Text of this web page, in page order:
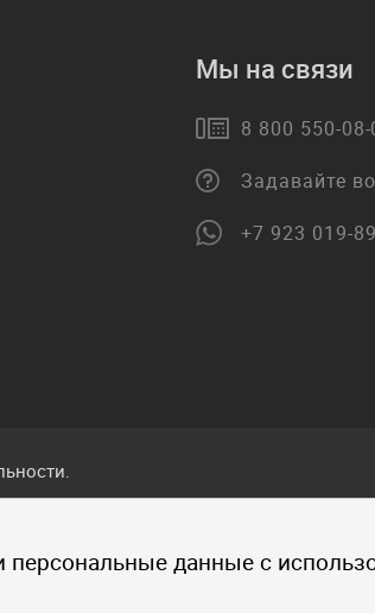
данные с
Мы на связи
8 800 550-08-
Задавайте
+7 923 019-